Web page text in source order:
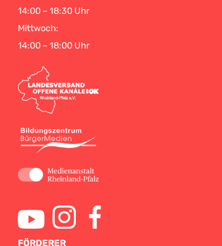
14:00 – 18:30 Uhr
Mittwoch:
14:00 – 18:00 Uhr
FÖRDERER